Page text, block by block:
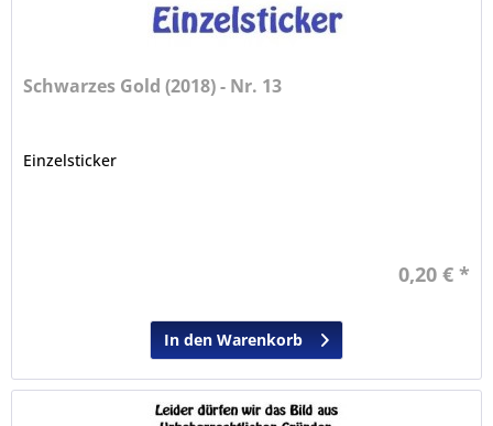
Schwarzes Gold (2018) - Nr. 13
Einzelsticker
0,20 € *
In den Warenkorb